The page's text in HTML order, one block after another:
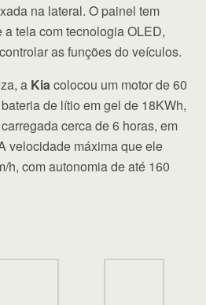
na lateral. O painel tem
tela com tecnologia OLED,
as funções do veículos.
a Kiacolocou um motor de 60
de lítio em gel de 18KWh,
cerca de 6 horas, em
velocidade máxima que ele
h, com autonomia de até 160